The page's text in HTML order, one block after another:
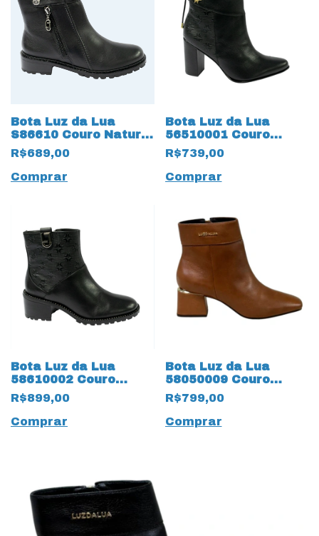
Bota Luz da Lua
S86610 Couro Natural
com solado 13425
Tratorado
R$689,00
Comprar
Bota Luz da Lua
56510001 Couro
Natural Saara 15455
Preto
R$739,00
Comprar
Bota Luz da Lua
58610002 Couro
Natural Saara 15458
Preto
R$899,00
Comprar
Bota Luz da Lua
58050009 Couro
Natural
Montenapoleone
18633 Ambar
R$799,00
Comprar